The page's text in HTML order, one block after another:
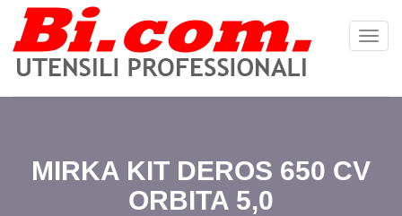
MIRKA KIT DEROS 650 CV
ORBITA 5,0